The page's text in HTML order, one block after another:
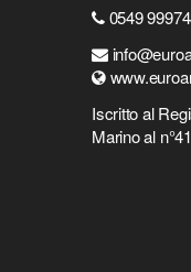
0549
Iscritto al
Marino al